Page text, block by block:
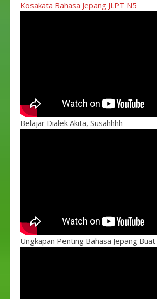
Kosakata Bahasa Jepang JLPT N5
Belajar Dialek Akita, Susahhhh
Ungkapan Penting Bahasa Jepang